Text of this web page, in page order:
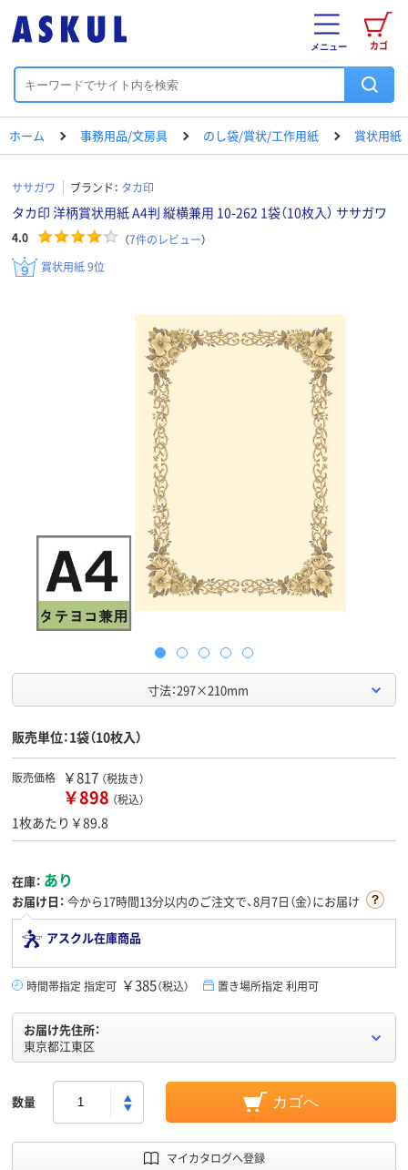
カゴ
メニュー
ホーム 事務用品/文房具 のし袋/賞状/工作用紙 賞状用紙
ササガワ ブランド： タカ印
タカ印 洋柄賞状用紙 A4判 縦横兼用 10-262 1袋（10枚入） ササガワ
4.0 （7件のレビュー）
賞状用紙 9位
寸法：297×210mm
販売単位：1袋（10枚入）
販売価格 ￥817 （税抜き）
￥898 （税込）
1枚あたり￥89.8
在庫： あり
お届け日： 今から17時間13分以内のご注文で、8月7日（金）にお届け
アスクル在庫商品
時間帯指定 指定可 ￥385（税込） 置き場所指定 利用可
お届け先住所：
東京都江東区
数量 カゴへ
マイカタログへ登録